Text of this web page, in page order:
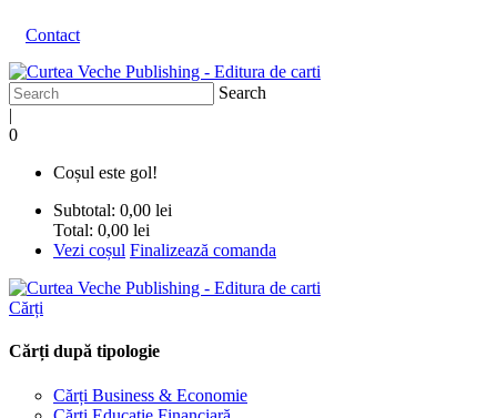
Contact
Search
|
0
Coșul este gol!
Subtotal: 0,00 lei
Total: 0,00 lei
Vezi coșul Finalizează comanda
Cărți
Cărți după tipologie
Cărți Business & Economie